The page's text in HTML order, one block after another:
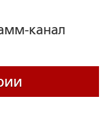
канал